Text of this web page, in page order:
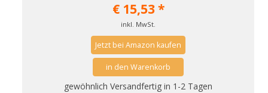
€15,53*
inkl. MwSt.
Jetzt bei Amazon kaufen
in den Warenkorb
gewöhnlich Versandfertig in 1-2 Tagen